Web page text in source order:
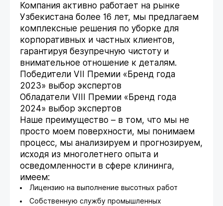
Компания активно работает на рынке
Узбекистана более 16 лет, мы предлагаем
комплексные решения по уборке для
корпоративных и частных клиентов,
гарантируя безупречную чистоту и
внимательное отношение к деталям.
Победители VII Премии «Бренд года
2023» выбор экспертов
Обладатели VIII Премии «Бренд года
2024» выбор экспертов
Наше преимущество – в том, что мы не
просто моем поверхности, мы понимаем
процесс, мы анализируем и прогнозируем,
исходя из многолетнего опыта и
осведомленности в сфере клининга,
имеем:
Лицензию на выполнение высотных работ
Собственную службу промышленных